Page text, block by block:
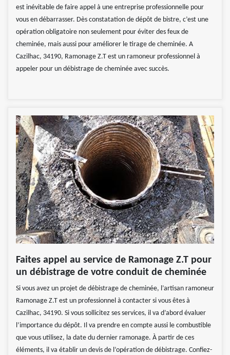
est inévitable de faire appel à une entreprise professionnelle pour
vous en débarrasser. Dès constatation de dépôt de bistre, c’est une
opération obligatoire non seulement pour éviter des feux de
cheminée, mais aussi pour améliorer le tirage de cheminée. A
Cazilhac, 34190, Ramonage Z.T est un ramoneur professionnel à
appeler pour un débistrage de cheminée avec succès.
Faites appel au service de Ramonage Z.T pour
un débistrage de votre conduit de cheminée
Si vous avez un projet de débistrage de cheminée, l’artisan ramoneur
Ramonage Z.T est un professionnel à contacter si vous êtes à
Cazilhac, 34190. Si vous sollicitez ses services, il va d’abord évaluer
l’importance du dépôt. Il va prendre en compte aussi le combustible
que vous utilisez, la date du dernier ramonage. À partir de ces
éléments, il va établir un devis de l’opération de débistrage. Confiez-